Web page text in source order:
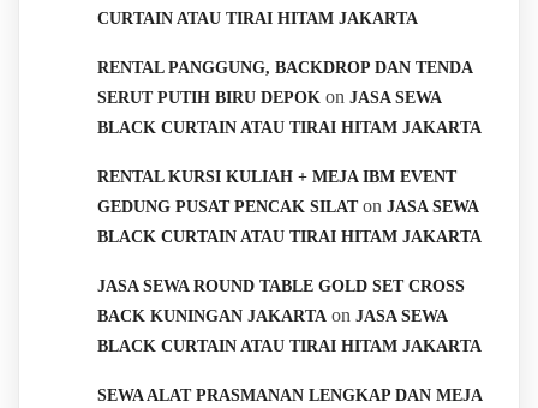
CURTAIN ATAU TIRAI HITAM JAKARTA
RENTAL PANGGUNG, BACKDROP DAN TENDA
SERUT PUTIH BIRU DEPOK on JASA SEWA
BLACK CURTAIN ATAU TIRAI HITAM JAKARTA
RENTAL KURSI KULIAH + MEJA IBM EVENT
GEDUNG PUSAT PENCAK SILATon JASA SEWA
BLACK CURTAIN ATAU TIRAI HITAM JAKARTA
JASA SEWA ROUND TABLE GOLD SET CROSS
BACK KUNINGAN JAKARTA on JASA SEWA
BLACK CURTAIN ATAU TIRAI HITAM JAKARTA
SEWA ALAT PRASMANAN LENGKAP DAN MEJA